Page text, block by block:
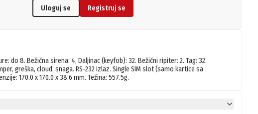
Uloguj se
Registruj se
do 8. Bežična sirena: 4, Daljinac (keyfob): 32. Bežični ripiter: 2. Tag: 32.
greška, cloud, snaga. RS-232 izlaz. Single SIM slot (samo kartice sa